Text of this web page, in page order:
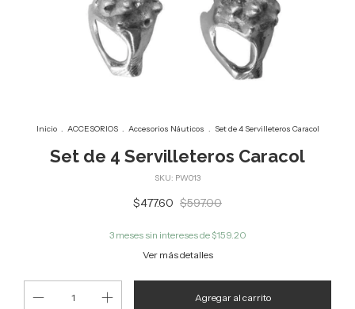
Inicio . ACCESORIOS . Accesorios Náuticos . Set de 4 Servilleteros Caracol
Set de 4 Servilleteros Caracol
SKU: PW013
$477.60 $597.00
3 meses sin intereses de $159.20
Ver más detalles